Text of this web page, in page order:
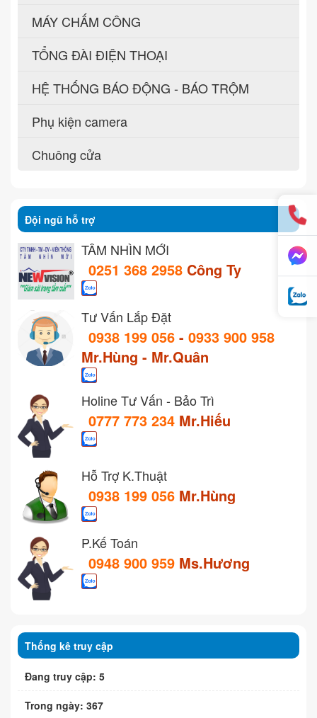
MÁY CHẤM CÔNG
TỔNG ĐÀI ĐIỆN THOẠI
HỆ THỐNG BÁO ĐỘNG - BÁO TRỘM
Phụ kiện camera
Chuông cửa
Đội ngũ hỗ trợ
TẦM NHÌN MỚI
0251 368 2958 Công Ty
Tư Vấn Lắp Đặt
0938 199 056 - 0933 900 958
Mr.Hùng - Mr.Quân
Holine Tư Vấn - Bảo Trì
0777 773 234 Mr.Hiếu
Hỗ Trợ K.Thuật
0938 199 056 Mr.Hùng
P.Kế Toán
0948 900 959 Ms.Hương
Thống kê truy cập
Đang truy cập: 5
Trong ngày: 367